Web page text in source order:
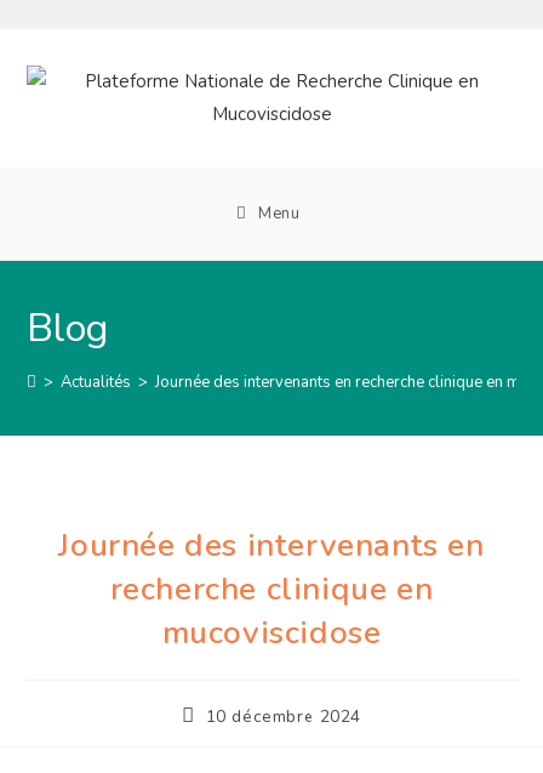
content
Menu
Blog
> Actualités > Journée des intervenants en recherche clinique en
Journée des intervenants en
recherche clinique en
mucoviscidose
Publication
10 décembre 2024